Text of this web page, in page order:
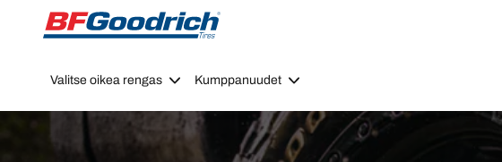
Go to page content
Go to page navigation
Valitse oikea rengas Kumppanuudet